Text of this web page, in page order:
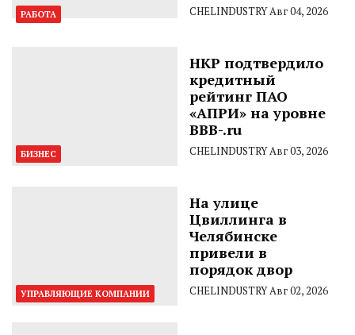
РАБОТА CHELINDUSTRYАвг 04, 2026
БИЗНЕС
НКР подтвердило
кредитный
рейтинг ПАО
«АПРИ» на уровне
BBB-.ru
CHELINDUSTRYАвг 03, 2026
УПРАВЛЯЮЩИЕ КОМПАНИИ
На улице
Цвиллинга в
Челябинске
привели в
порядок двор
CHELINDUSTRYАвг 02, 2026